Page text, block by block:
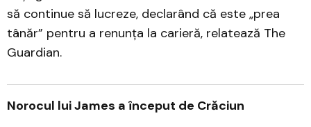
să continue să lucreze, declarând că este „prea
tânăr” pentru a renunța la carieră, relatează The
Guardian.
Norocul lui James a început de Crăciun